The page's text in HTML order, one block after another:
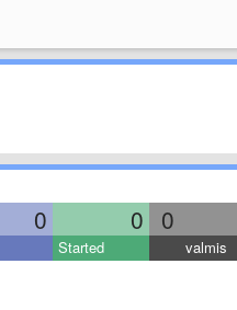
0 0 0
Started valmis